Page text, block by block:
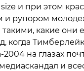
и при этом
и рупором
какие они
когда
на глазах
и